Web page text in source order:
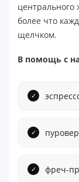
центрального
более что
щелчком.
В помощь с
фреч-